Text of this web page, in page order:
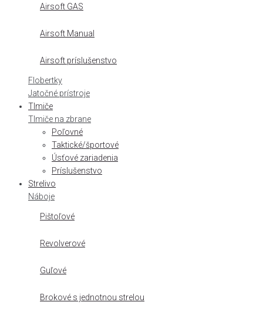
Airsoft GAS
Airsoft Manual
Airsoft príslušenstvo
Flobertky
Jatočné prístroje
Tlmiče
Tlmiče na zbrane
Poľovné
Taktické/športové
Úsťové zariadenia
Príslušenstvo
Strelivo
Náboje
Pištoľové
Revolverové
Guľové
Brokové s jednotnou strelou